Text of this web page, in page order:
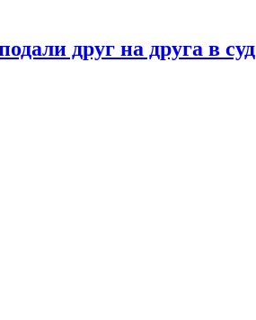
друг на друга в суд